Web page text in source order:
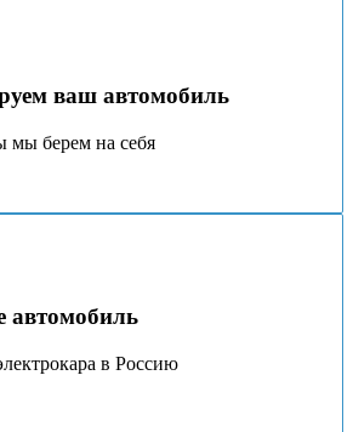
ваш автомобиль
мы берeм на себя
автомобиль
в Россию